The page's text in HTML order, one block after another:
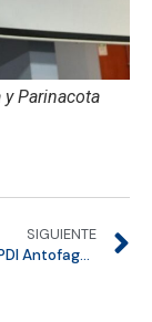
y Parinacota
SIGUIENTE
SERMIG y PDI Antofagasta fortalecieron coordinación operativa en materias migratorias